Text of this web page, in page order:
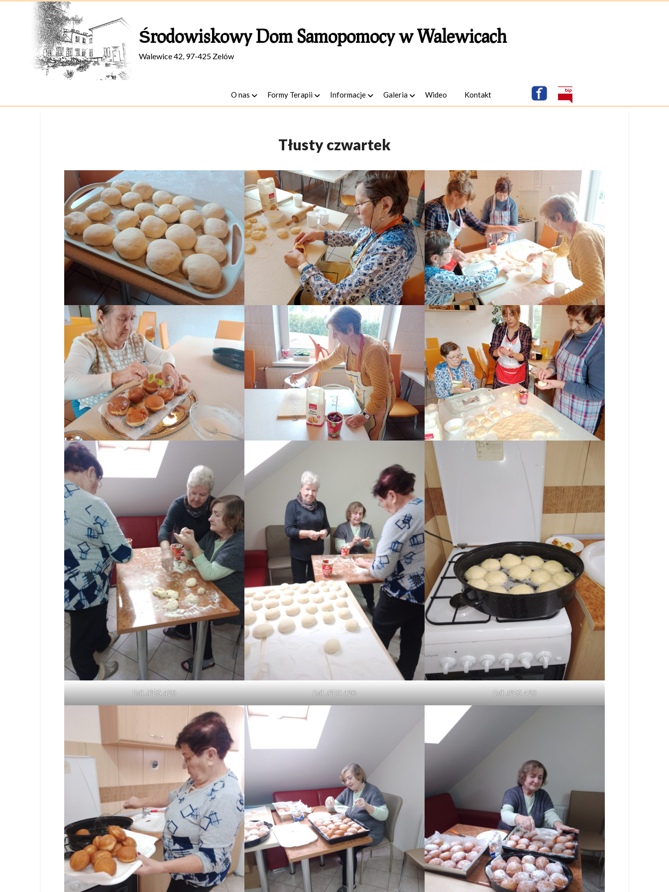
Środowiskowy Dom Samopomocy w Walewicach
Walewice 42, 97-425 Zelów
O nas Formy Terapii Informacje Galeria Wideo Kontakt
Tłusty czwartek
Exif_JPEG_420 Exif_JPEG_420 Exif_JPEG_420